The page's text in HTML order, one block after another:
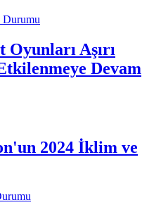
Durumu
Aşırı
Devam
2024 İklim ve